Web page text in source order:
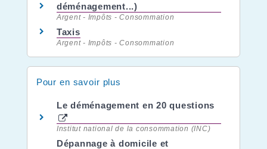
déménagement...)
Argent - Impôts - Consommation
Taxis
Argent - Impôts - Consommation
Pour en savoir plus
Le déménagement en 20 questions
Institut national de la consommation (INC)
Dépannage à domicile et